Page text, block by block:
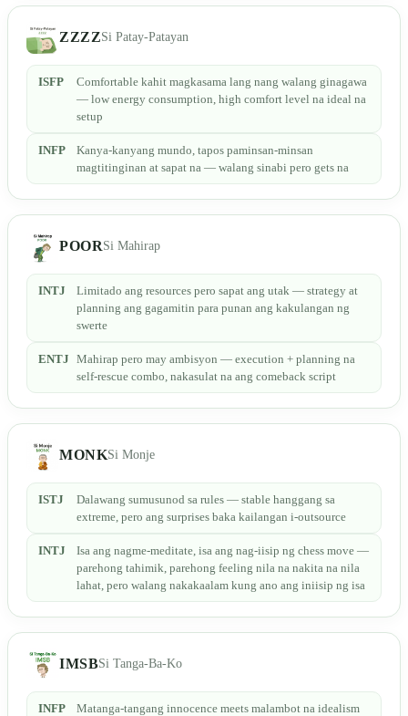
ZZZZSi Patay-Patayan
ISFP
Comfortable kahit magkasama lang nang walang ginagawa
— low energy consumption, high comfort level na ideal na
setup
INFP
Kanya-kanyang mundo, tapos paminsan-minsan
magtitinginan at sapat na — walang sinabi pero gets na
POORSi Mahirap
INTJ
Limitado ang resources pero sapat ang utak — strategy at
planning ang gagamitin para punan ang kakulangan ng
swerte
ENTJ Mahirap pero may ambisyon — execution + planning na
self-rescue combo, nakasulat na ang comeback script
MONKSi Monje
ISTJ
Dalawang sumusunod sa rules — stable hanggang sa
extreme, pero ang surprises baka kailangan i-outsource
INTJ
Isa ang nagme-meditate, isa ang nag-iisip ng chess move —
parehong tahimik, parehong feeling nila na nakita na nila
lahat, pero walang nakakaalam kung ano ang iniisip ng isa
IMSBSi Tanga-Ba-Ko
INFP
Matanga-tangang innocence meets malambot na idealism